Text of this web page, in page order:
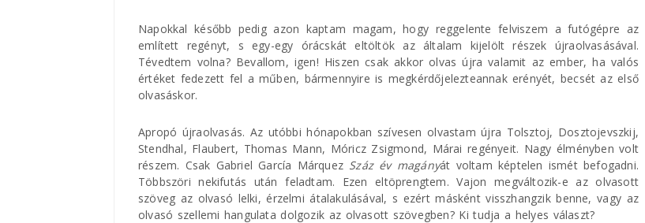
Napokkal később pedig azon kaptam magam, hogy reggelente felviszem a futógépre az
említett regényt, s egy-egy órácskát eltöltök az általam kijelölt részek újraolvasásával.
Tévedtem volna? Bevallom, igen! Hiszen csak akkor olvas újra valamit az ember, ha valós
értéket fedezett fel a műben, bármennyire is megkérdőjelezteannak erényét, becsét az első
olvasáskor.
Apropó újraolvasás. Az utóbbi hónapokban szívesen olvastam újra Tolsztoj, Dosztojevszkij,
Stendhal, Flaubert, Thomas Mann, Móricz Zsigmond, Márai regényeit. Nagy élményben volt
részem. Csak Gabriel García Márquez Száz év magányát voltam képtelen ismét befogadni.
Többszöri nekifutás után feladtam. Ezen eltöprengtem. Vajon megváltozik-e az olvasott
szöveg az olvasó lelki, érzelmi átalakulásával, s ezért másként visszhangzik benne, vagy az
olvasó szellemi hangulata dolgozik az olvasott szövegben? Ki tudja a helyes választ?